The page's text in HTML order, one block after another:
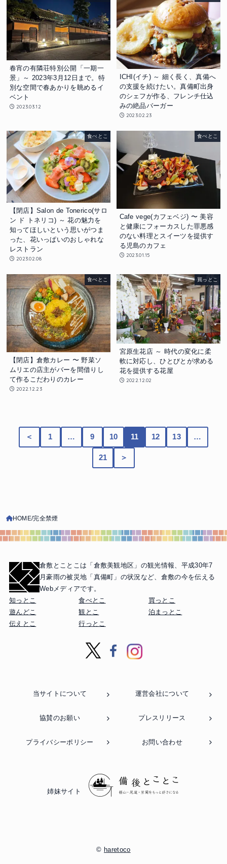
春宵の有隣荘特別公開「一期一
景」～ 2023年3月12日まで。特
別な空間で春あかりを眺めるイ
ベント
2023.03.12
ICHI(イチ) ～ 細く長く、真備へ
の支援を続けたい。真備町出身
のシェフが作る、フレンチ仕込
みの絶品バーガー
2023.02.23
食べとこ
【閉店】Salon de Tonerico(サロ
ン ド トネリコ) ～ 花の魅力を
知ってほしいという思いがつま
った、花いっぱいのおしゃれな
レストラン
2023.02.08
食べとこ
Cafe vege(カフェベジ) 〜 美容
と健康にフォーカスした罪悪感
のない料理とスイーツを提供す
る児島のカフェ
2023.01.15
食べとこ
【閉店】倉敷カレー 〜 野菜ソ
ムリエの店主がバーを間借りし
て作るこだわりのカレー
2022.12.23
買っとこ
宮原生花店 ～ 時代の変化に柔
軟に対応し、ひとびとが求める
花を提供する花屋
2022.12.02
＜ 1 … 9 10 11 12 13 …
21 ＞
HOME 完全禁煙
倉敷とことこは「倉敷美観地区」の観光情報、 平成30年7
月豪雨の被災地「真備町」の状況など、 倉敷の今を伝える
Webメディアです。
知っとこ
食べとこ
買っとこ
遊んどこ
観とこ
泊まっとこ
伝えとこ
行っとこ
当サイトについて 運営会社について
協賛のお願い プレスリリース
プライバシーポリシー お問い合わせ
姉妹サイト
© haretoco